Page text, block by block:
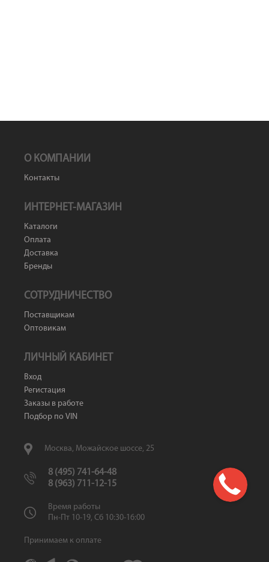
О КОМПАНИИ
Контакты
ИНТЕРНЕТ-МАГАЗИН
Каталоги
Оплата
Доставка
Бренды
СОТРУДНИЧЕСТВО
Поставщикам
Оптовикам
ЛИЧНЫЙ КАБИНЕТ
Вход
Регистация
Заказы в работе
Подбор по VIN
Москва, Можайское шоссе, 25
8 (495) 741-64-48
8 (963) 711-12-15
Время работы
Пн-Пт 10-19, Сб 10:30-16:00
Принимаем к оплате